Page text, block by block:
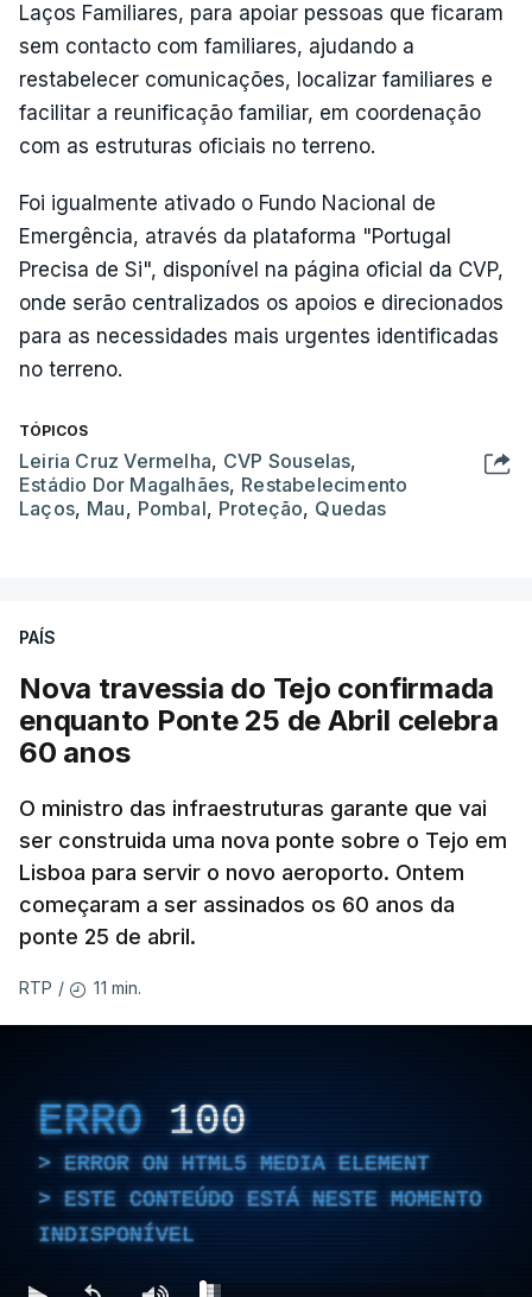
Laços Familiares, para apoiar pessoas que ficaram
sem contacto com familiares, ajudando a
restabelecer comunicações, localizar familiares e
facilitar a reunificação familiar, em coordenação
com as estruturas oficiais no terreno.
Foi igualmente ativado o Fundo Nacional de
Emergência, através da plataforma "Portugal
Precisa de Si", disponível na página oficial da CVP,
onde serão centralizados os apoios e direcionados
para as necessidades mais urgentes identificadas
no terreno.
TÓPICOS
Leiria Cruz Vermelha, CVP Souselas,
Estádio Dor Magalhães, Restabelecimento
Laços, Mau, Pombal, Proteção, Quedas
PAÍS
Nova travessia do Tejo confirmada
enquanto Ponte 25 de Abril celebra
60 anos
O ministro das infraestruturas garante que vai
ser construida uma nova ponte sobre o Tejo em
Lisboa para servir o novo aeroporto. Ontem
começaram a ser assinados os 60 anos da
ponte 25 de abril.
RTP / 11 min.
ERRO 100
ERROR ON HTML5 MEDIA ELEMENT
ESTE CONTEÚDO ESTÁ NESTE MOMENTO
INDISPONÍVEL